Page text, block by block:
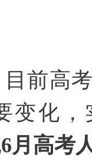
高考
变化
月高考